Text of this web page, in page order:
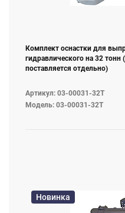
Комплект оснастки для
гидравлического на 32
поставляется отдельно)
Артикул: 03-00031-32T
Модель: 03-00031-32T
Новинка